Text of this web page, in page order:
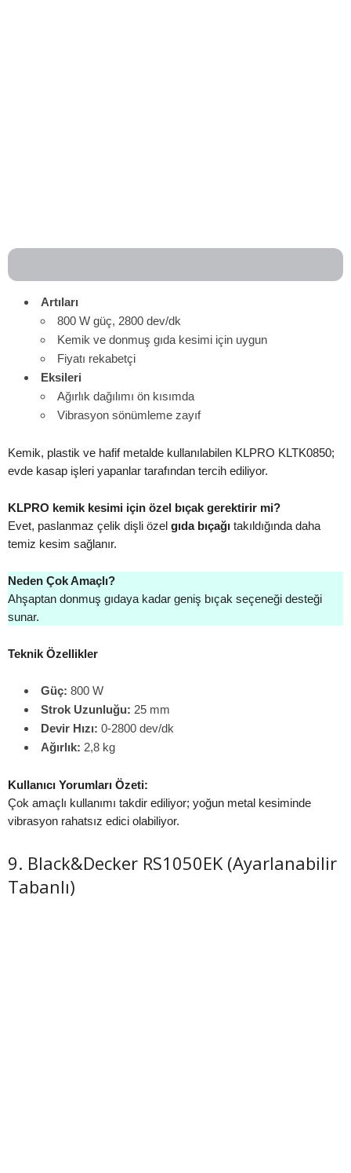
Artıları
800 W güç, 2800 dev/dk
Kemik ve donmuş gıda kesimi için uygun
Fiyatı rekabetçi
Eksileri
Ağırlık dağılımı ön kısımda
Vibrasyon sönümleme zayıf
Kemik, plastik ve hafif metalde kullanılabilen KLPRO KLTK0850;
evde kasap işleri yapanlar tarafından tercih ediliyor.
KLPRO kemik kesimi için özel bıçak gerektirir mi?
Evet, paslanmaz çelik dişli özel gıda bıçağı takıldığında daha
temiz kesim sağlanır.
Neden Çok Amaçlı?
Ahşaptan donmuş gıdaya kadar geniş bıçak seçeneği desteği
sunar.
Teknik Özellikler
Güç: 800 W
Strok Uzunluğu: 25 mm
Devir Hızı: 0-2800 dev/dk
Ağırlık: 2,8 kg
Kullanıcı Yorumları Özeti:
Çok amaçlı kullanımı takdir ediliyor; yoğun metal kesiminde
vibrasyon rahatsız edici olabiliyor.
9. Black&Decker RS1050EK (Ayarlanabilir
Tabanlı)